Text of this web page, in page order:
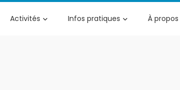
Activités Infos pratiques À propos